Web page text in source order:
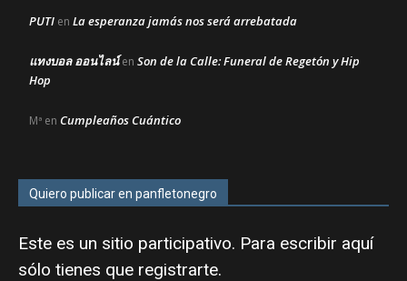
PUTI en La esperanza jamás nos será arrebatada
แทงบอล ออนไลน์en Son de la Calle: Funeral de Regetón y Hip
Hop
Mª en Cumpleaños Cuántico
Quiero publicar en panfletonegro
Este es un sitio participativo. Para escribir aquí
sólo tienes que registrarte.